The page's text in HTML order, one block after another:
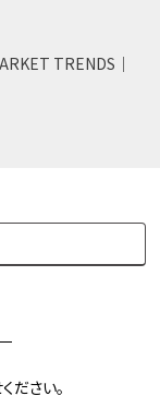
TRENDS｜
ださい。